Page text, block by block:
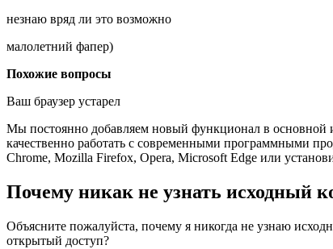
незнаю вряд ли это возможно
малолетний фапер)
Похожие вопросы
Ваш браузер устарел
Мы постоянно добавляем новый функционал в основной
качественно работать с современными программными
Chrome, Mozilla Firefox, Opera, Microsoft Edge или
Почему никак не узнать исходный
Объясните пожалуйста, почему я никогда не узнаю
открытый доступ?